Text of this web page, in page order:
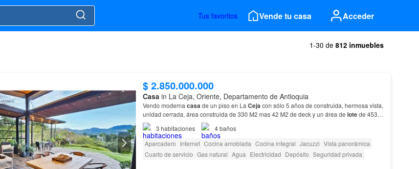
Tus favoritos Vende tu casa Acceder
1-30 de 812 inmuebles
$ 2.850.000.000
Casain La Ceja, Oriente, Departamento de Antioquia
Vendo moderna casade un piso en La Cejacon sólo 5 años de construida, hermosa vista,
unidad cerrada, área construida de 330 M2 mas 42 M2 de deck y un área de lotede 4534
M2, tiene 3 alcobas, la principal con baño y vestier…
3 habitaciones 4baños
Aparcadero Internet Cocina amoblada Cocina integral Jacuzzi Vista panorámica
Cuarto de servicio Gas natural Agua Electricidad Depósito Seguridad privada